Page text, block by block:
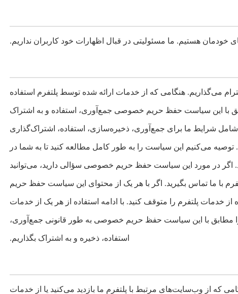
خودمان هستیم. ما مسئولیتی در قبال اظهارات خود کاربران نداریم.
می‌گذاریم. هنگامی که از خدمات ارائه شده توسط پلتفرم استفاده
با این سیاست حفظ حریم خصوصی جمع‌آوری، استفاده و به اشتراک
شرایط ما برای جمع‌آوری، ذخیره‌سازی، استفاده، اشتراک‌گذاری
می‌کنیم این سیاست را به طور کامل مطالعه کنید تا به شما در
در مورد این سیاست حفظ حریم خصوصی سؤالی دارید، می‌توانید
با ما تماس بگیرید. اگر با هر یک از محتوای این سیاست حفظ حریم
خدمات پلتفرم را متوقف کنید. با ادامه استفاده از هر یک از خدمات
مطابق با این سیاست حفظ حریم خصوصی به طور قانونی جمع‌آوری،
استفاده، ذخیره و به اشتراک بگذاریم.
که از وب‌سایت‌های مرتبط با پلتفرم ما بازدید می‌کنید یا از خدمات